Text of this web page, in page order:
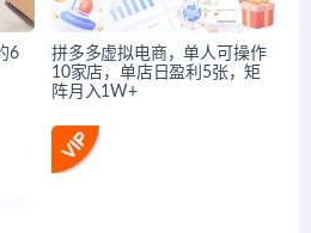
6
拼多多虚拟电商，单人可操作
10家店，单店日盈利5张，矩
阵月入1W+